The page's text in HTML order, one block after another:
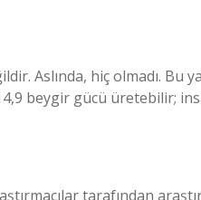
Aslında, hiç olmadı. Bu
beygir gücü üretebilir;
tarafından